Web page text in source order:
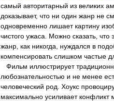
самый авторитарный из великих
доказывает, что ни один жанр не
одновременно лишает картину
чистого ужаса Можно сказать что
жанр как никогда нуждался в
компенсировать слишком частые
Фильм иллюстрирует
любознательностью и не менее
человеческий род Хоукс
максимально усиливает конфликт